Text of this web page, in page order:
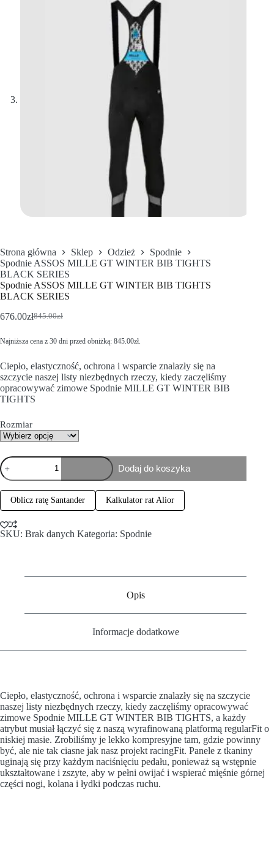
Strona główna Sklep Odzież
Spodnie
Spodnie ASSOS MILLE GT WINTER BIB TIGHTS
BLACK SERIES
Spodnie ASSOS MILLE GT WINTER BIB TIGHTS
BLACK SERIES
845.00zł
676.00zł
Najniższa cena z 30 dni przed obniżką: 845.00zł.
Ciepło, elastyczność, ochrona i wsparcie znalazły się na
szczycie naszej listy niezbędnych rzeczy, kiedy zaczęliśmy
opracowywać zimowe Spodnie MILLE GT WINTER BIB
TIGHTS
Rozmiar
Dodaj do koszyka
Oblicz ratę Santander Kalkulator rat Alior
SKU: Brak danych Kategoria: Spodnie
Opis
Informacje dodatkowe
Ciepło, elastyczność, ochrona i wsparcie znalazły się na szczycie
naszej listy niezbędnych rzeczy, kiedy zaczęliśmy opracowywać
zimowe Spodnie MILLE GT WINTER BIB TIGHTS, a każdy
atrybut musiał łączyć się z naszą wyrafinowaną platformą regularFit o
niskiej masie. Zrobiliśmy je lekko kompresyjne tam, gdzie powinny
być, ale nie tak ciasne jak nasz projekt racingFit. Panele z tkaniny
uginają się przy każdym naciśnięciu pedału, ponieważ są wstępnie
ukształtowane i zszyte, aby w pełni owijać i wspierać mięśnie górnej
części nogi, kolana i łydki podczas ruchu.